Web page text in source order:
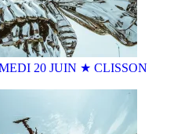
20 JUIN ★ CLISSON